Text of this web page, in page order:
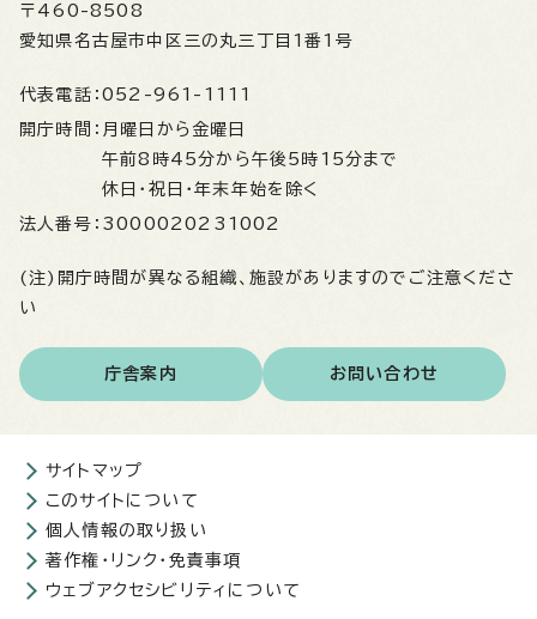
〒460-8508
愛知県名古屋市中区三の丸三丁目1番1号
代表電話： 052-961-1111
開庁時間： 月曜日から金曜日
午前8時45分から午後5時15分まで
休日・祝日・年末年始を除く
法人番号： 3000020231002
(注)開庁時間が異なる組織、施設がありますのでご注意くださ
い
庁舎案内 お問い合わせ
サイトマップ
このサイトについて
個人情報の取り扱い
著作権・リンク・免責事項
ウェブアクセシビリティについて